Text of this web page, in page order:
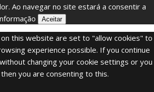
Ao navegar no site estará a consentir a
Aceitar
this website are set to "allow cookies" to
experience possible. If you continue
changing your cookie settings or you
you are consenting to this.